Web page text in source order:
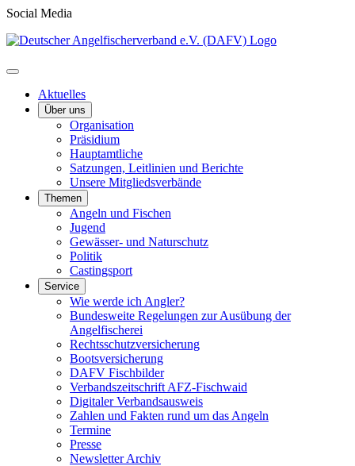
Social Media
Aktuelles
Über uns
Organisation
Präsidium
Hauptamtliche
Satzungen, Leitlinien und Berichte
Unsere Mitgliedsverbände
Themen
Angeln und Fischen
Jugend
Gewässer- und Naturschutz
Politik
Castingsport
Service
Wie werde ich Angler?
Bundesweite Regelungen zur Ausübung der
Angelfischerei
Rechtsschutzversicherung
Bootsversicherung
DAFV Fischbilder
Verbandszeitschrift AFZ-Fischwaid
Digitaler Verbandsausweis
Zahlen und Fakten rund um das Angeln
Termine
Presse
Newsletter Archiv